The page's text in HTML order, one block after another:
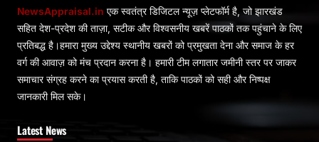
NewsAppraisal.in एक स्वतंत्र डिजिटल न्यूज़ प्लेटफॉर्म है, जो झारखंड
सहित देश-प्रदेश की ताज़ा, सटीक और विश्वसनीय खबरें पाठकों तक पहुंचाने के लिए
प्रतिबद्ध है।हमारा मुख्य उद्देश्य स्थानीय खबरों को प्रमुखता देना और समाज के हर
वर्ग की आवाज़ को मंच प्रदान करना है। हमारी टीम लगातार जमीनी स्तर पर जाकर
समाचार संग्रह करने का प्रयास करती है, ताकि पाठकों को सही और निष्पक्ष
जानकारी मिल सके।
Latest News